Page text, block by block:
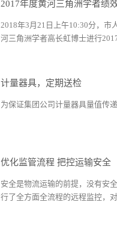
2017年度黄河三角洲学者绩
2018年3月21日上午10:30分，市
河三角洲学者高长虹博士进行
计量器具，定期送检
为保证集团公司计量器具量值传
优化监管流程 把控运输安全
安全是物流运输的前提，没有安
行了全方面全流程的远程监控，